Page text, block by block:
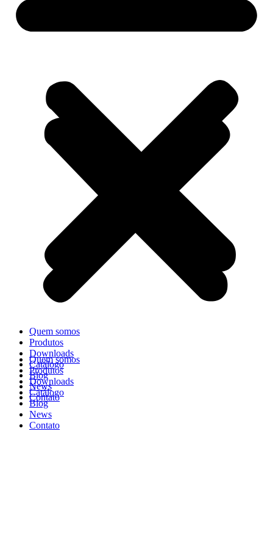
Quem somos
Produtos
Downloads
Catálogo
Blog
News
Contato
Quem somos
Produtos
Downloads
Catálogo
Blog
News
Contato